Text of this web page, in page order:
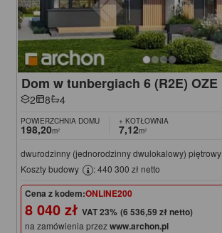
Dom w tunbergiach 6 (R2E) OZE
2 8 4
POWIERZCHNIA DOMU
198,20m²
+ KOTŁOWNIA
7,12m²
dwurodzinny (jednorodzinny dwulokalowy) piętrowy
Koszty budowy
: 440 300 zł netto
Cena z kodem:ONLINE200
8 040 zł (6 536,59 zł netto)
na zamówienia przezwww.archon.pl